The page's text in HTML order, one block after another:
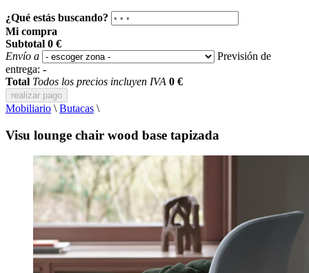
¿Qué estás buscando?
Mi compra
Subtotal 0 €
Envío a
Previsión de
entrega: -
Total Todos los precios incluyen IVA 0 €
realizar pago
Mobiliario \ Butacas \
Visu lounge chair wood base tapizada